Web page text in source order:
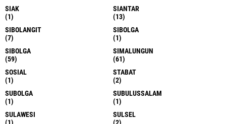
SIAK
(1)
SIANTAR
(13)
SIBOLANGIT
(7)
SIBOLGA
(1)
SIBOLGA
(59)
SIMALUNGUN
(61)
SOSIAL
(1)
STABAT
(2)
SUBOLGA
(1)
SUBULUSSALAM
(1)
SULAWESI
SULSEL